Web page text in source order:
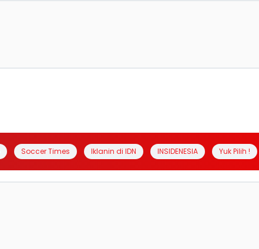
Soccer Times Iklanin di IDN INSIDENESIA Yuk Pilih !